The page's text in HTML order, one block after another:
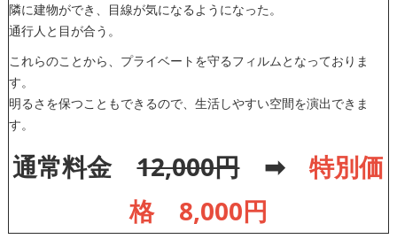
隣に建物ができ、目線が気になるようになった。
通行人と目が合う。
これらのことから、プライベートを守るフィルムとなっておりま
す。
明るさを保つこともできるので、生活しやすい空間を演出できま
す。
通常料金12,000円➡
特別価
格 8,000円